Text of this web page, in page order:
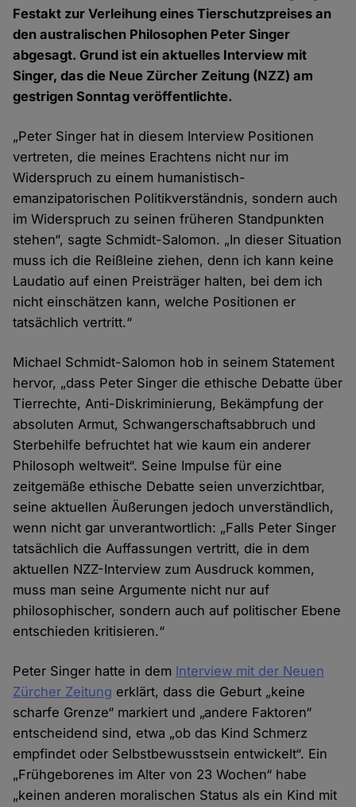
Festakt zur Verleihung eines Tierschutzpreises an
den australischen Philosophen Peter Singer
abgesagt. Grund ist ein aktuelles Interview mit
Singer, das die Neue Zürcher Zeitung (NZZ) am
gestrigen Sonntag veröffentlichte.
„Peter Singer hat in diesem Interview Positionen
vertreten, die meines Erachtens nicht nur im
Widerspruch zu einem humanistisch-
emanzipatorischen Politikverständnis, sondern auch
im Widerspruch zu seinen früheren Standpunkten
stehen“, sagte Schmidt-Salomon. „In dieser Situation
muss ich die Reißleine ziehen, denn ich kann keine
Laudatio auf einen Preisträger halten, bei dem ich
nicht einschätzen kann, welche Positionen er
tatsächlich vertritt.“
Michael Schmidt-Salomon hob in seinem Statement
hervor, „dass Peter Singer die ethische Debatte über
Tierrechte, Anti-Diskriminierung, Bekämpfung der
absoluten Armut, Schwangerschaftsabbruch und
Sterbehilfe befruchtet hat wie kaum ein anderer
Philosoph weltweit“. Seine Impulse für eine
zeitgemäße ethische Debatte seien unverzichtbar,
seine aktuellen Äußerungen jedoch unverständlich,
wenn nicht gar unverantwortlich: „Falls Peter Singer
tatsächlich die Auffassungen vertritt, die in dem
aktuellen NZZ-Interview zum Ausdruck kommen,
muss man seine Argumente nicht nur auf
philosophischer, sondern auch auf politischer Ebene
entschieden kritisieren.“
Peter Singer hatte in dem Interview mit der Neuen
Zürcher Zeitung erklärt, dass die Geburt „keine
scharfe Grenze“ markiert und „andere Faktoren“
entscheidend sind, etwa „ob das Kind Schmerz
empfindet oder Selbstbewusstsein entwickelt“. Ein
„Frühgeborenes im Alter von 23 Wochen“ habe
„keinen anderen moralischen Status als ein Kind mit